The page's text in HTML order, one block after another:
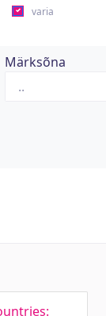
varia
Märksõna